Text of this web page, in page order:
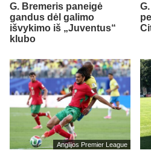
G. Bremeris paneigė
gandus dėl galimo
išvykimo iš „Juventus“
klubo
Anglijos Premier League